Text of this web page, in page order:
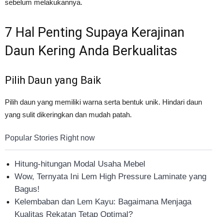
sebelum melakukannya.
7 Hal Penting Supaya Kerajinan
Daun Kering Anda Berkualitas
Pilih Daun yang Baik
Pilih daun yang memiliki warna serta bentuk unik. Hindari daun
yang sulit dikeringkan dan mudah patah.
Popular Stories Right now
Hitung-hitungan Modal Usaha Mebel
Wow, Ternyata Ini Lem High Pressure Laminate yang
Bagus!
Kelembaban dan Lem Kayu: Bagaimana Menjaga
Kualitas Rekatan Tetap Optimal?